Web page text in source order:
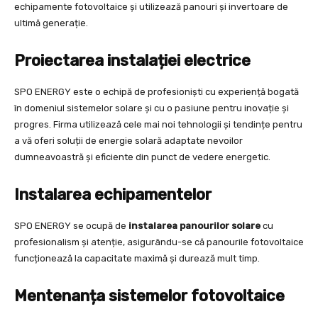
echipamente fotovoltaice și utilizează panouri și invertoare de
ultimă generație.
Proiectarea instalației electrice
SPO ENERGY este o echipă de profesioniști cu experiență bogată
în domeniul sistemelor solare și cu o pasiune pentru inovație și
progres. Firma utilizează cele mai noi tehnologii și tendințe pentru
a vă oferi soluții de energie solară adaptate nevoilor
dumneavoastră și eficiente din punct de vedere energetic.
Instalarea echipamentelor
SPO ENERGY se ocupă de instalarea panourilor solare cu
profesionalism și atenție, asigurându-se că panourile fotovoltaice
funcționează la capacitate maximă și durează mult timp.
Mentenanța sistemelor fotovoltaice